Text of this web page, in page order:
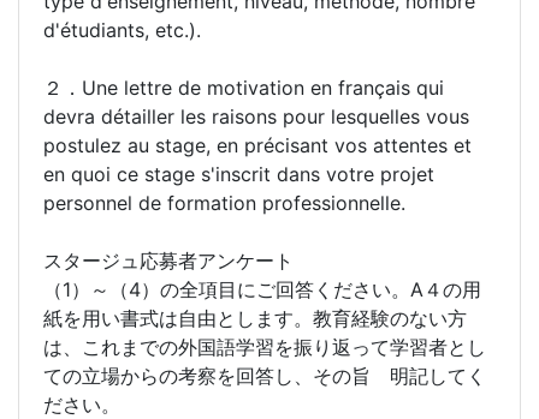
d'étudiants, etc.).
２．Une lettre de motivation en français qui
devra détailler les raisons pour lesquelles vous
postulez au stage, en précisant vos attentes et
en quoi ce stage s'inscrit dans votre projet
personnel de formation professionnelle.
スタージュ応募者アンケート
（1）～（4）の全項目にご回答ください。A４の用
紙を用い書式は自由とします。教育経験のない方
は、これまでの外国語学習を振り返って学習者とし
ての立場からの考察を回答し、その旨 明記してく
ださい。